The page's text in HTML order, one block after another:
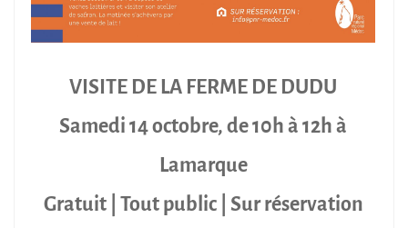
VISITE DE LA FERME DE DUDU
Samedi 14 octobre, de 10h à 12h à
Lamarque
Gratuit | Tout public | Sur réservation